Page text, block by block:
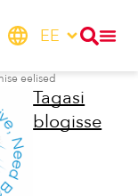
EE
eelised
Tagasi
blogisse